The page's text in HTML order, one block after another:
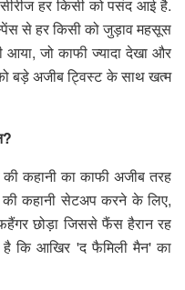
हर किसी को पसंद आई है.
से हर किसी को जुड़ाव महसूस
जो काफी ज्यादा देखा और
बड़े अजीब ट्विस्ट के साथ खत्म
कहानी का काफी अजीब तरह
कहानी सेटअप करने के लिए,
छोड़ा जिससे फैंस हैरान रह
है कि आखिर 'द फैमिली मैन' का